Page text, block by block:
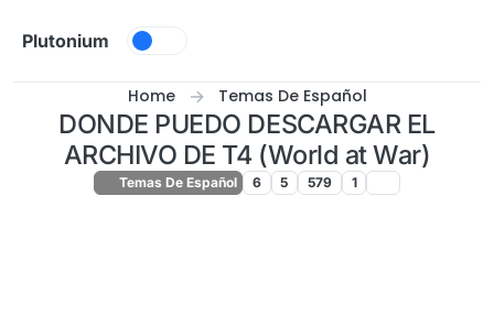
Plutonium
Home Temas De Español
DONDE PUEDO DESCARGAR EL
ARCHIVO DE T4 (World at War)
Temas De Español 6 5 579 1